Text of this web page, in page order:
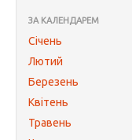
ЗА КАЛЕНДАРЕМ
Січень
Лютий
Березень
Квітень
Травень